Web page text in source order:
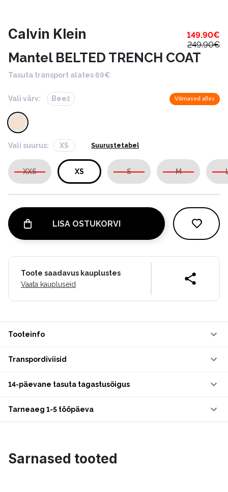
Calvin Klein 149.90€
249.90€
Mantel BELTED TRENCH COAT
Tasuta transport alates 69€
Vali värv: Beež Viimased alles
Vali suurus: XS Suurustetabel
XXS XS S M
LISA OSTUKORVI
Toote saadavus kauplustes
Vaata kaupluseid
Tooteinfo
Transpordiviisid
14-päevane tasuta tagastusõigus
Tarneaeg 1-5 tööpäeva
Sarnased tooted